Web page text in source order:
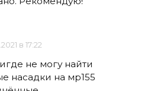
в 17:22
не могу найти
насадки на мр155